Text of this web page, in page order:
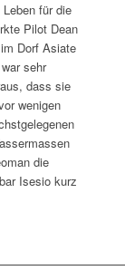
für die
Pilot Dean
Dorf Asiate
sehr
dass sie
wenigen
die
Isesio kurz